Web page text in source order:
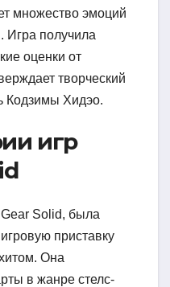
множество эмоций
Игра получила
оценки от
творческий
Кодзимы Хидэо.
игр
Solid, была
приставку
Она
в жанре стелс-